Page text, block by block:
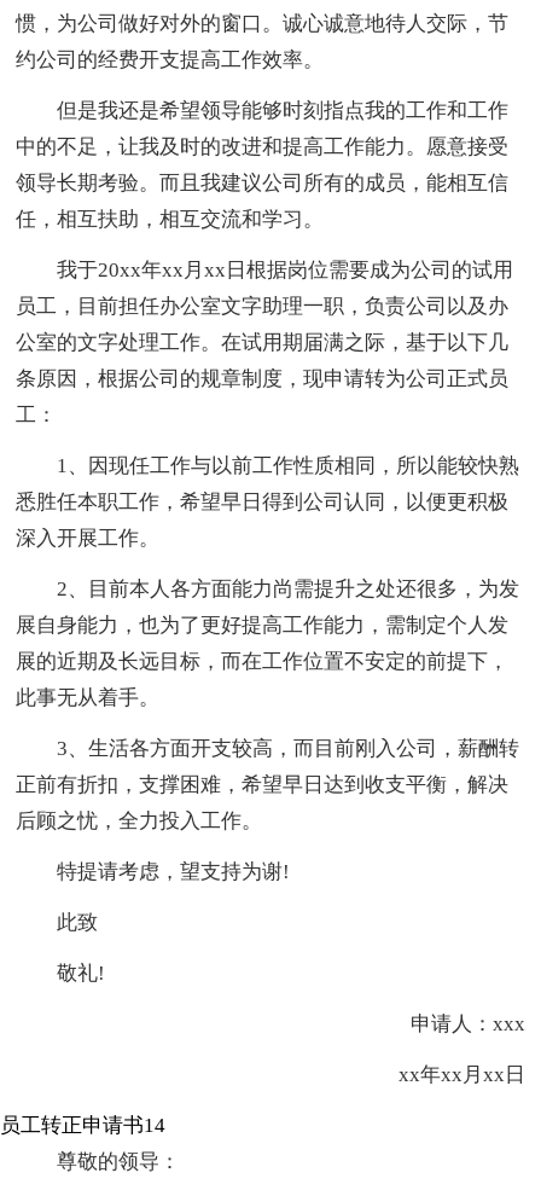
惯，为公司做好对外的窗口。诚心诚意地待人交际，节
约公司的经费开支提高工作效率。
但是我还是希望领导能够时刻指点我的工作和工作
中的不足，让我及时的改进和提高工作能力。愿意接受
领导长期考验。而且我建议公司所有的成员，能相互信
任，相互扶助，相互交流和学习。
我于20xx年xx月xx日根据岗位需要成为公司的试用
员工，目前担任办公室文字助理一职，负责公司以及办
公室的文字处理工作。在试用期届满之际，基于以下几
条原因，根据公司的规章制度，现申请转为公司正式员
工：
1、因现任工作与以前工作性质相同，所以能较快熟
悉胜任本职工作，希望早日得到公司认同，以便更积极
深入开展工作。
2、目前本人各方面能力尚需提升之处还很多，为发
展自身能力，也为了更好提高工作能力，需制定个人发
展的近期及长远目标，而在工作位置不安定的前提下，
此事无从着手。
3、生活各方面开支较高，而目前刚入公司，薪酬转
正前有折扣，支撑困难，希望早日达到收支平衡，解决
后顾之忧，全力投入工作。
特提请考虑，望支持为谢!
此致
敬礼!
申请人：xxx
xx年xx月xx日
员工转正申请书14
尊敬的领导：